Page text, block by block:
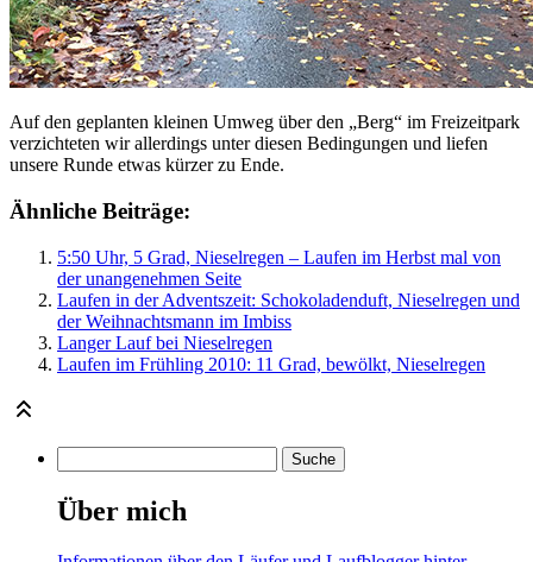
Auf den geplanten kleinen Umweg über den „Berg“ im Freizeitpark
verzichteten wir allerdings unter diesen Bedingungen und liefen
unsere Runde etwas kürzer zu Ende.
Ähnliche Beiträge:
5:50 Uhr, 5 Grad, Nieselregen – Laufen im Herbst mal von
der unangenehmen Seite
Laufen in der Adventszeit: Schokoladenduft, Nieselregen und
der Weihnachtsmann im Imbiss
Langer Lauf bei Nieselregen
Laufen im Frühling 2010: 11 Grad, bewölkt, Nieselregen
Über mich